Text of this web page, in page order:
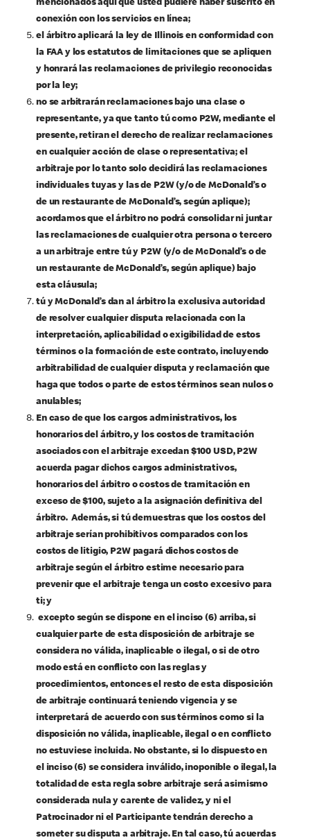
mencionados aquí que usted pudiere haber suscrito en
conexión con los servicios en línea;
el árbitro aplicará la ley de Illinois en conformidad con
la FAA y los estatutos de limitaciones que se apliquen
y honrará las reclamaciones de privilegio reconocidas
por la ley;
no se arbitrarán reclamaciones bajo una clase o
representante, ya que tanto tú como P2W, mediante el
presente, retiran el derecho de realizar reclamaciones
en cualquier acción de clase o representativa; el
arbitraje por lo tanto solo decidirá las reclamaciones
individuales tuyas y las de P2W (y/o de McDonald’s o
de un restaurante de McDonald’s, según aplique);
acordamos que el árbitro no podrá consolidar ni juntar
las reclamaciones de cualquier otra persona o tercero
a un arbitraje entre tú y P2W (y/o de McDonald’s o de
un restaurante de McDonald’s, según aplique) bajo
esta cláusula;
tú y McDonald’s dan al árbitro la exclusiva autoridad
de resolver cualquier disputa relacionada con la
interpretación, aplicabilidad o exigibilidad de estos
términos o la formación de este contrato, incluyendo
arbitrabilidad de cualquier disputa y reclamación que
haga que todos o parte de estos términos sean nulos o
anulables;
En caso de que los cargos administrativos, los
honorarios del árbitro, y los costos de tramitación
asociados con el arbitraje excedan $100 USD, P2W
acuerda pagar dichos cargos administrativos,
honorarios del árbitro o costos de tramitación en
exceso de $100, sujeto a la asignación definitiva del
árbitro. Además, si tú demuestras que los costos del
arbitraje serían prohibitivos comparados con los
costos de litigio, P2W pagará dichos costos de
arbitraje según el árbitro estime necesario para
prevenir que el arbitraje tenga un costo excesivo para
ti; y
excepto según se dispone en el inciso (6) arriba, si
cualquier parte de esta disposición de arbitraje se
considera no válida, inaplicable o ilegal, o si de otro
modo está en conflicto con las reglas y
procedimientos, entonces el resto de esta disposición
de arbitraje continuará teniendo vigencia y se
interpretará de acuerdo con sus términos como si la
disposición no válida, inaplicable, ilegal o en conflicto
no estuviese incluida. No obstante, si lo dispuesto en
el inciso (6) se considera inválido, inoponible o ilegal, la
totalidad de esta regla sobre arbitraje será asimismo
considerada nula y carente de validez, y ni el
Patrocinador ni el Participante tendrán derecho a
someter su disputa a arbitraje. En tal caso, tú acuerdas